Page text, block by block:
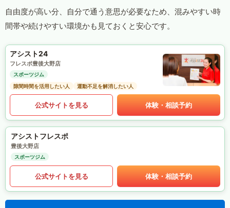
自由度が高い分、自分で通う意思が必要なため、混みやすい時
間帯や続けやすい環境かも見ておくと安心です。
アシスト24
フレスポ豊後大野店
スポーツジム
隙間時間を活用したい人
運動不足を解消したい人
公式サイトを見る 体験・相談予約
アシストフレスポ
豊後大野店
スポーツジム
公式サイトを見る 体験・相談予約